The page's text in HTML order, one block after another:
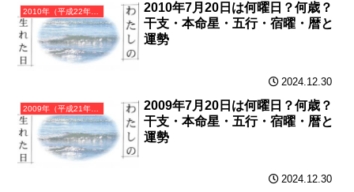
2010年（平成22年）庚寅（かのえとら）・寅年（とら年）カレンダー（月曜はじまり）
2010年7月20日は何曜日？何歳？
干支・本命星・五行・宿曜・暦と
運勢
2024.12.30
2009年（平成21年）己丑（つちのとうし）・丑年（うし年）カレンダー（月曜はじまり）
2009年7月20日は何曜日？何歳？
干支・本命星・五行・宿曜・暦と
運勢
2024.12.30